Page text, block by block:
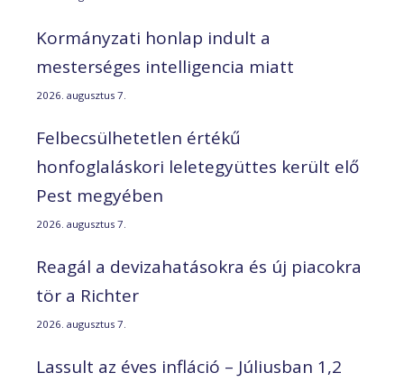
Kormányzati honlap indult a
mesterséges intelligencia miatt
2026. augusztus 7.
Felbecsülhetetlen értékű
honfoglaláskori leletegyüttes került elő
Pest megyében
2026. augusztus 7.
Reagál a devizahatásokra és új piacokra
tör a Richter
2026. augusztus 7.
Lassult az éves infláció – Júliusban 1,2